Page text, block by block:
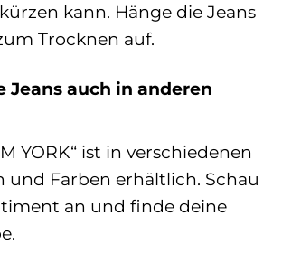
kann. Hänge die Jeans
Trocknen auf.
Jeans auch in anderen
YORK“ ist in verschiedenen
und Farben erhältlich. Schau
an und finde deine